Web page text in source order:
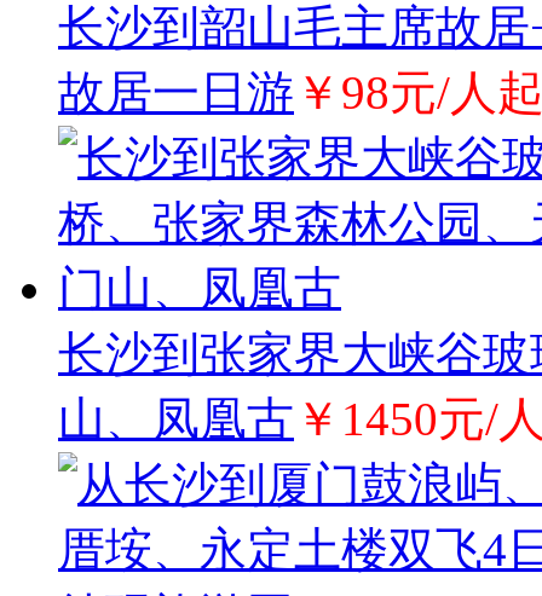
长沙到韶山毛主席故
故居一日游 ￥98元/人
长沙到张家界大峡谷
山、凤凰古 ￥1450元/